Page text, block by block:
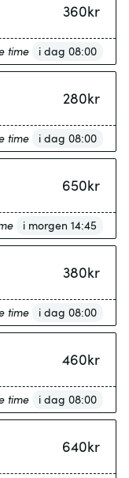
360kr
time i dag 08:00
280kr
time i dag 08:00
650kr
i morgen 14:45
380kr
time i dag 08:00
460kr
time i dag 08:00
640kr